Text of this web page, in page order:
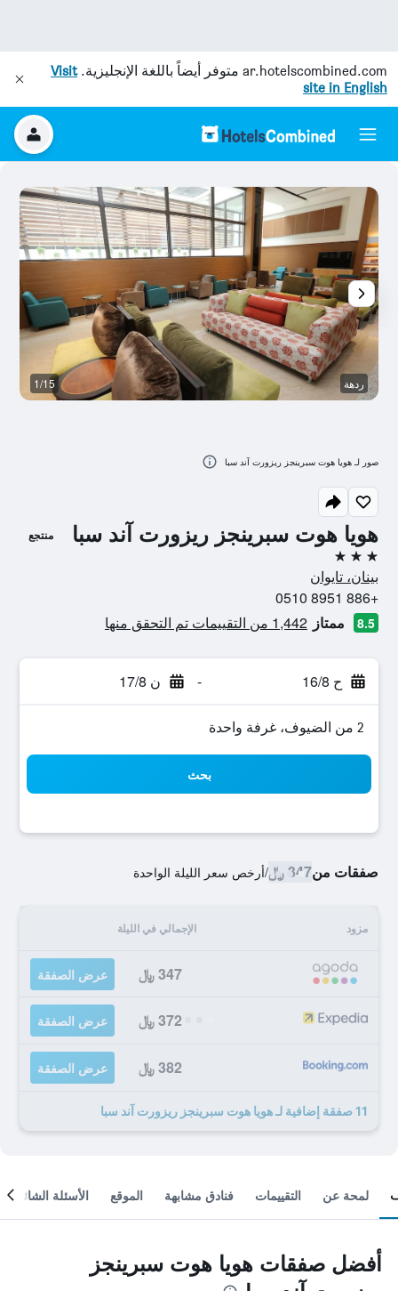
ar.hotelscombined.com متوفر أيضاً باللغة الإنجليزية.Visit
site in English
هويا هوت سبرينجز ريزورت آند سبا منتجع
3 نجوم
بينان، تايوان
+886 8951 0510
8.5 ممتاز 1,442 من التقييمات تم التحقق منها
ح 16/8 - ن 17/8
2 من الضيوف، غرفة واحدة
بحث
صفقات من347 ﷼ /أرخص سعر الليلة الواحدة
مزود الإجمالي في الليلة
347 ﷼ عرض الصفقة
372 ﷼ عرض الصفقة
382 ﷼ عرض الصفقة
11 صفقة إضافية لـ هويا هوت سبرينجز ريزورت آند سبا
ردهة 1/15
صور لـ هويا هوت سبرينجز ريزورت آند سبا
لمحة عن التقييمات فنادق مشابهة الموقع الأسئلة الشائعة
أفضل صفقات هويا هوت سبرينجز